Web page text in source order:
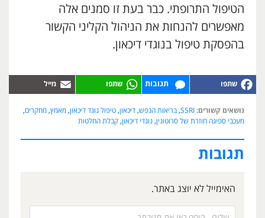
הטיפול התרופתי. כבר בעת זו סמנים אלה
מאפשרים להנחות את הניהול הקליני הקשור
בהפסקת טיפול בנוגדי דיכאון.
תגובות
נושאים קשורים: SSRI
,בריאות הנפש, דיכאון, טיפול נוגד דיכאון, מאמץ, מחקרים,
מעכבי ספיגה חוזרת של סרוטונין, נוגדי דיכאון, קבלת החלטות
תגובות
האימייל לא יוצג באתר.